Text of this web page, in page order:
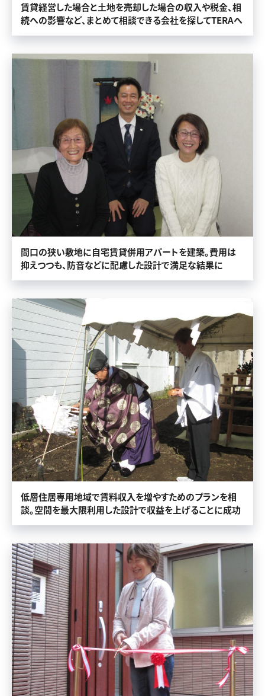
賃貸経営した場合と土地を売却した場合の収入や税金、相
続への影響など、まとめて相談できる会社を探してTERAへ
間口の狭い敷地に自宅賃貸併用アパートを建築。費用は
抑えつつも、防音などに配慮した設計で満足な結果に
低層住居専用地域で賃料収入を増やすためのプランを相
談。空間を最大限利用した設計で収益を上げることに成功